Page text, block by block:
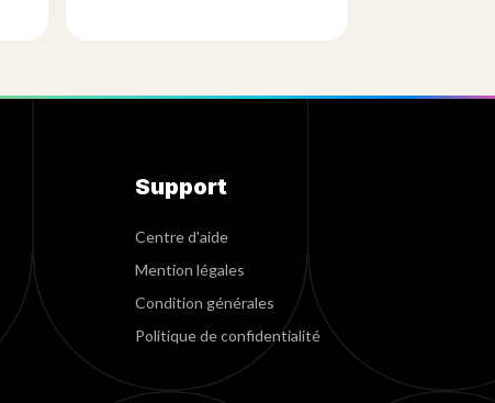
Support
Centre d'aide
Mention légales
Condition générales
Politique de confidentialité